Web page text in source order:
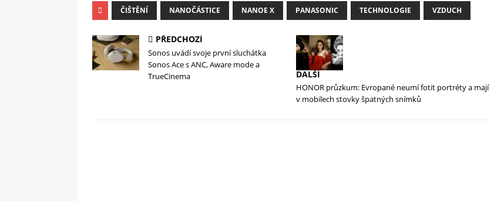
ČIŠTĚNÍ NANOČÁSTICE NANOE X PANASONIC TECHNOLOGIE VZDUCH
PŘEDCHOZÍ
Sonos uvádí svoje první sluchátka
Sonos Ace s ANC, Aware mode a
TrueCinema
DALŠÍ
HONOR průzkum: Evropané neumí fotit portréty a mají
v mobilech stovky špatných snímků